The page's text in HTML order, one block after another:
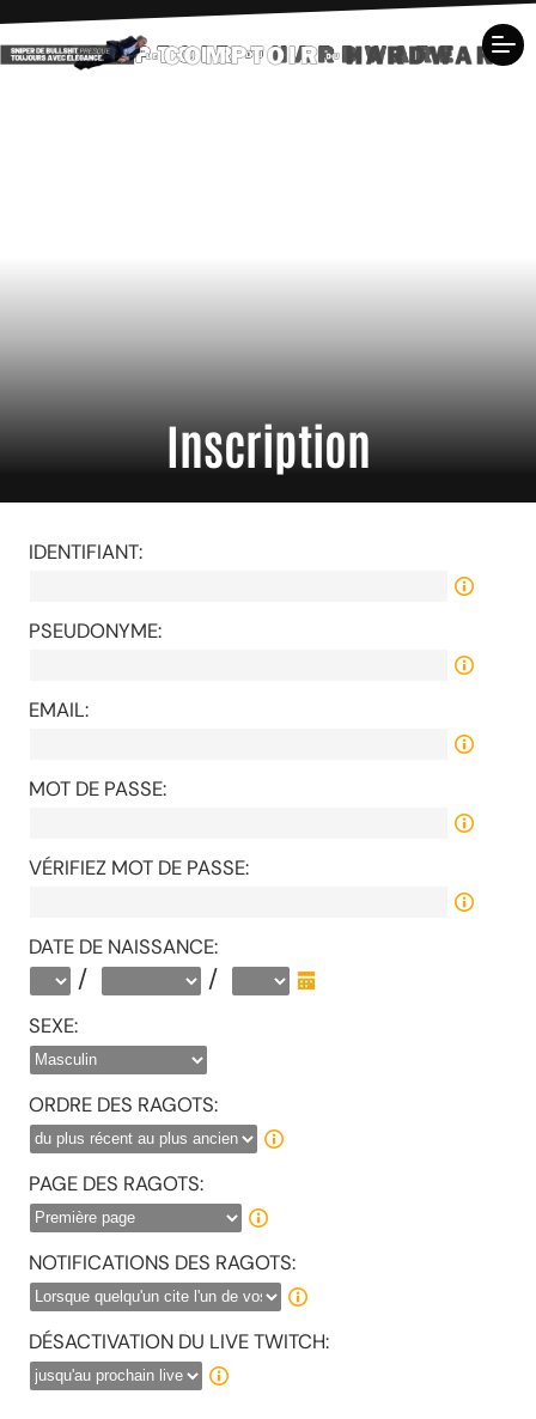
Inscription
IDENTIFIANT:
PSEUDONYME:
EMAIL:
MOT DE PASSE:
VÉRIFIEZ MOT DE PASSE:
DATE DE NAISSANCE:
/ /
SEXE:
ORDRE DES RAGOTS:
PAGE DES RAGOTS:
NOTIFICATIONS DES RAGOTS:
DÉSACTIVATION DU LIVE TWITCH: